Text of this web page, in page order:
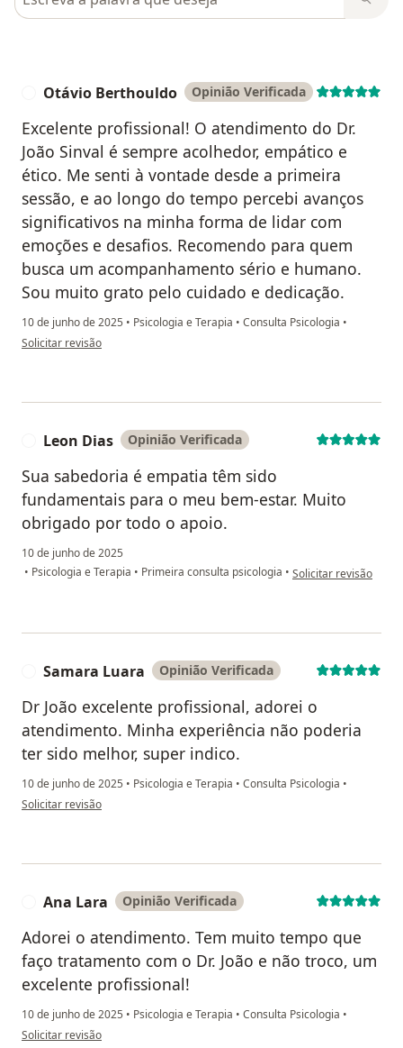
Otávio Berthouldo Opinião Verificada
Excelente profissional! O atendimento do Dr.
João Sinval é sempre acolhedor, empático e
ético. Me senti à vontade desde a primeira
sessão, e ao longo do tempo percebi avanços
significativos na minha forma de lidar com
emoções e desafios. Recomendo para quem
busca um acompanhamento sério e humano.
Sou muito grato pelo cuidado e dedicação.
10 de junho de 2025 • Psicologia e Terapia • Consulta Psicologia •
na opinião do utilizador Otávio Berthouldo
Solicitar revisão
Leon Dias Opinião Verificada
Sua sabedoria é empatia têm sido
fundamentais para o meu bem-estar. Muito
obrigado por todo o apoio.
10 de junho de 2025
• Psicologia e Terapia • Primeira consulta psicologia • na opinião do
Solicitar revisão
Samara Luara Opinião Verificada
Dr João excelente profissional, adorei o
atendimento. Minha experiência não poderia
ter sido melhor, super indico.
10 de junho de 2025 • Psicologia e Terapia • Consulta Psicologia •
na opinião do utilizador Samara Luara
Solicitar revisão
Ana Lara Opinião Verificada
Adorei o atendimento. Tem muito tempo que
faço tratamento com o Dr. João e não troco, um
excelente profissional!
10 de junho de 2025 • Psicologia e Terapia • Consulta Psicologia •
na opinião do utilizador Ana Lara
Solicitar revisão